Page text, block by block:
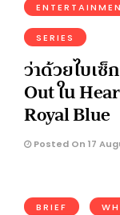
SERIES
ว่าด้วยไบเ
Out ใน
Royal Blue
Posted On 17
BRIEF